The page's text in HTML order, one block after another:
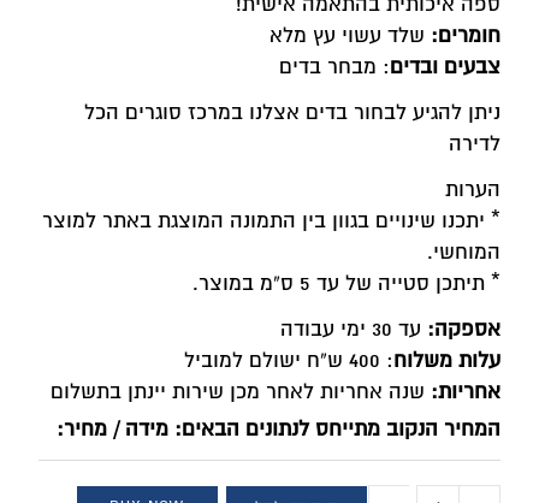
חומרים: שלד עשוי עץ מלא
צבעים ובדים: מבחר בדים
ניתן להגיע לבחור בדים אצלנו במרכז סוגרים הכל
לדירה
הערות
* יתכנו שינויים בגוון בין התמונה המוצגת באתר למוצר
המוחשי.
* תיתכן סטייה של עד 5 ס”מ במוצר.
אספקה: עד 30 ימי עבודה
עלות משלוח: 400 ש”ח ישולם למוביל
אחריות: שנה אחריות לאחר מכן שירות יינתן בתשלום
המחיר הנקוב מתייחס לנתונים הבאים: מידה / מחיר: